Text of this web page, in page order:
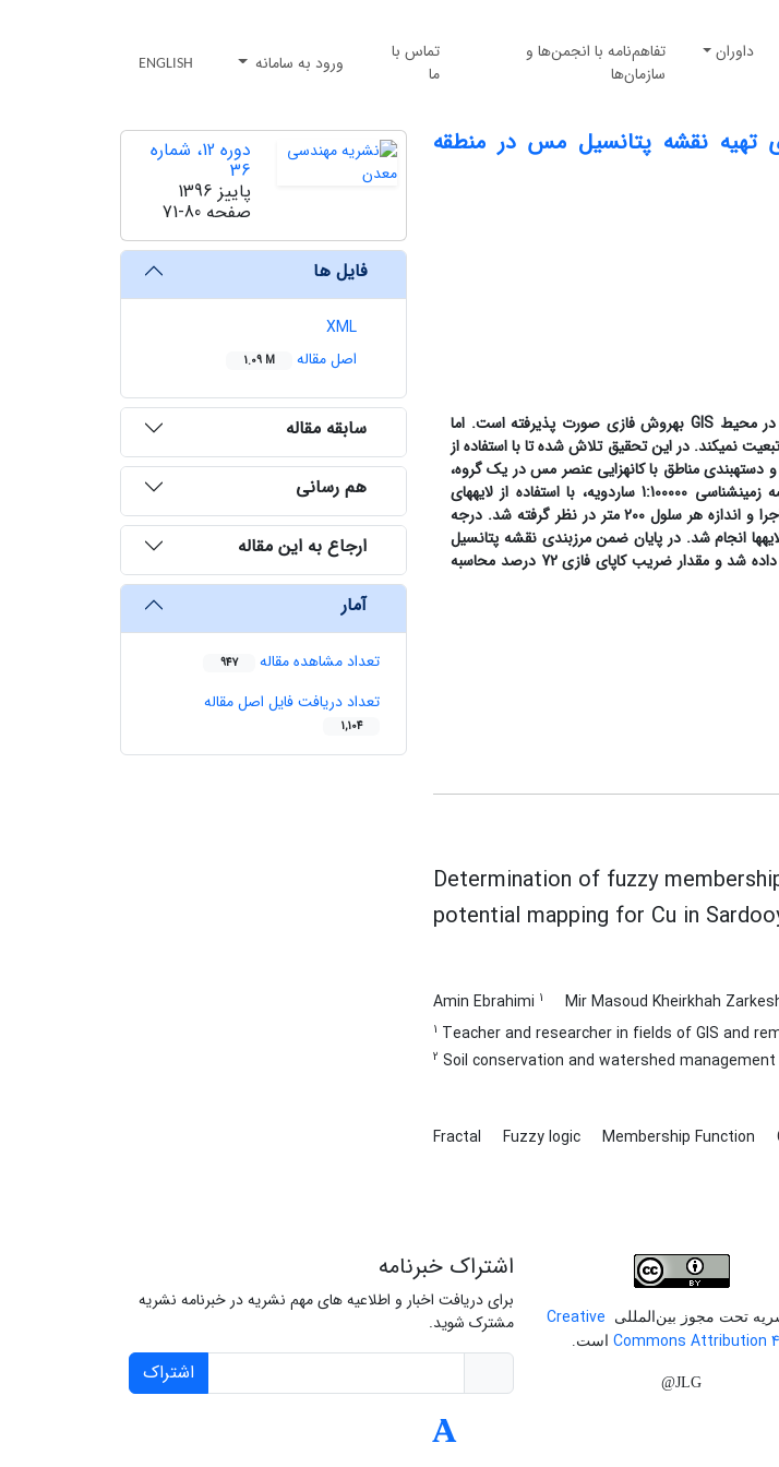
داوران
تفاهم‌نامه با انجمن‌ها و
سازمان‌ها
تماس با
ما
ورود به سامانه ENGLISH
تهیه نقشه پتانسیل مس در منطقه
در محیط GIS به­روش فازی صورت پذیرفته است. اما
نمی­کند. در این تحقیق تلاش شده تا با استفاده از
مناطق با کانه­زایی عنصر مس در یک گروه،
راهکار مشخصی برای تعیین تابع عضویت فازی ارائه شود. این تحقیق در محدوده نقشه زمین­شناسی 1:100000 ساردویه، با استفاده از لایه­های
اطلاعاتی ژئوشیمی رسوب آبراهه­ای، ژئوفیزیک هوابردی، زمین­شناسی و تصاویر ماهواره­ای اجرا و اندازه هر سلول 200 متر در نظر گرفته شد. درجه
انجام شد. در پایان ضمن مرزبندی نقشه پتانسیل
معدنی به کمک مدل‌سازی مولتی­فرکتالی، نتایج با نقشه محدوده­های معدنی موجود تطبیق داده شد و مقدار ضریب کاپای فازی 72 درصد محاسبه
Determination of fuzzy
potential mapping for Cu in
Amin Ebrahimi 1 Mir Masoud Kheirkhah
1 Teacher and researcher in fields of GIS and
2 Soil conservation and watershed
Fractal Fuzzy logic Membership Function
دوره 12، شماره
36
پاییز 1396
صفحه71-80
فایل ها
XML
اصل مقاله
1.09 M
سابقه مقاله
هم رسانی
ارجاع به این مقاله
آمار
تعداد مشاهده مقاله 947
تعداد دریافت فایل اصل مقاله
1,104
تحت مجوز بین‌المللی
Creative
Commons Attribution
است.
JLG@
اشتراک خبرنامه
برای دریافت اخبار و اطلاعیه های مهم نشریه در خبرنامه نشریه
مشترک شوید.
اشتراک